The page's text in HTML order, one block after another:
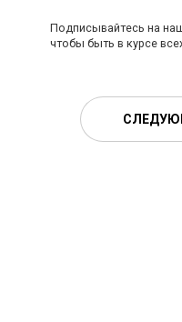
Подписывайтесь на
чтобы быть в курсе